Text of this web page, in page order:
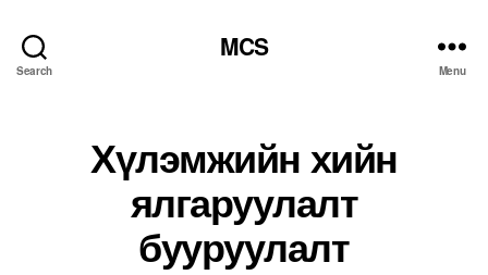
Search
MCS
Menu
Хүлэмжийн хийн
ялгаруулалт
бууруулалт